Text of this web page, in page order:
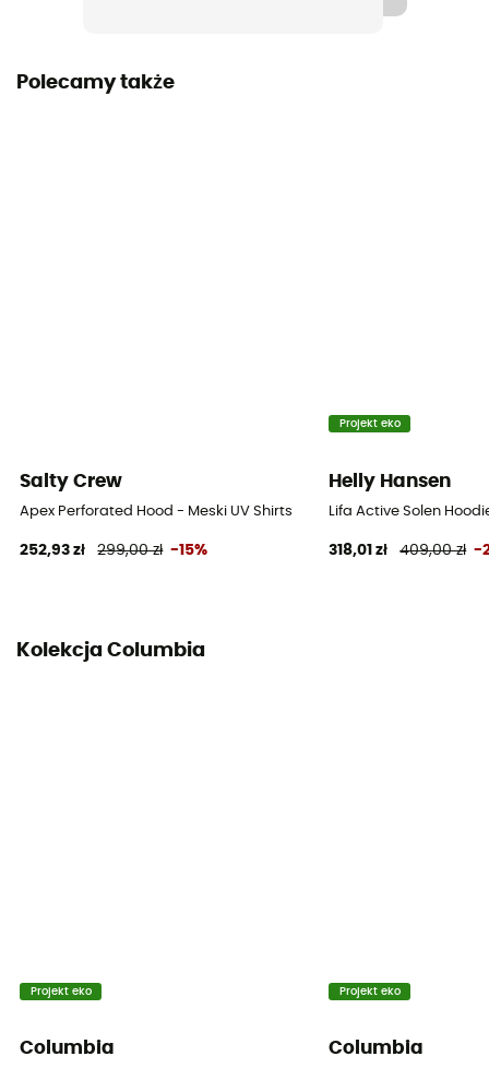
Krój
Polecamy także
Salty Crew
Apex Perforated Hood - Meski UV Shirts
252,93 zł 299,00 zł -15%
Projekt eko
Helly Hansen
Lifa Active Solen
318,01 zł 409,00 zł -
Kolekcja Columbia
Projekt eko
Columbia
Projekt eko
Columbia